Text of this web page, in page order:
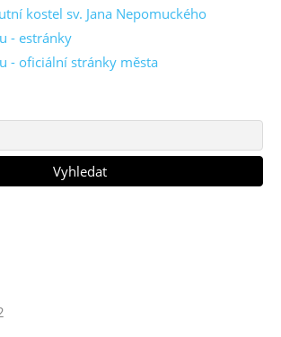
kostel sv. Jana Nepomuckého
- estránky
- oficiální stránky města